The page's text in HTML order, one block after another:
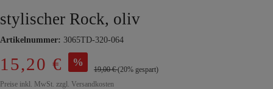
stylischer Rock, oliv
Artikelnummer: 3065TD-320-064
15,20 € %
19,00 €(20% gespart)
Preise inkl. MwSt. zzgl. Versandkosten